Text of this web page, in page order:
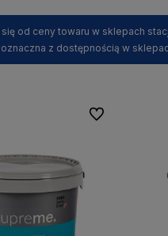
od ceny towaru w sklepach
z dostępnością w
Do ulubionych